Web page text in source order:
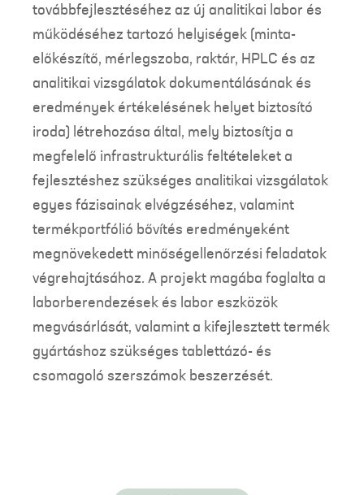
továbbfejlesztéséhez az új analitikai labor és
működéséhez tartozó helyiségek (minta-
előkészítő, mérlegszoba, raktár, HPLC és az
analitikai vizsgálatok dokumentálásának és
eredmények értékelésének helyet biztosító
iroda) létrehozása által, mely biztosítja a
megfelelő infrastrukturális feltételeket a
fejlesztéshez szükséges analitikai vizsgálatok
egyes fázisainak elvégzéséhez, valamint
termékportfólió bővítés eredményeként
megnövekedett minőségellenőrzési feladatok
végrehajtásához. A projekt magába foglalta a
laborberendezések és labor eszközök
megvásárlását, valamint a kifejlesztett termék
gyártáshoz szükséges tablettázó- és
csomagoló szerszámok beszerzését.